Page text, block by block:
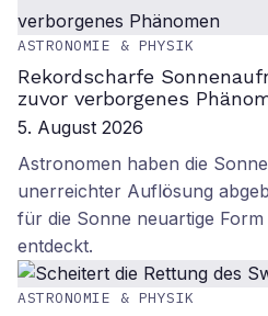
ASTRONOMIE & PHYSIK
Rekordscharfe
zuvor verborgenes
5. August 2026
Astronomen haben die
unerreichter Auflösung
für die Sonne neuartige
entdeckt.
ASTRONOMIE & PHYSIK